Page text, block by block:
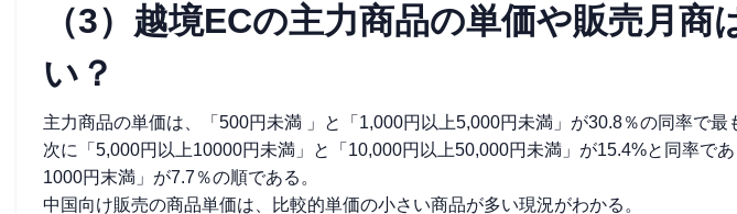
（3）越境ECの主力商品の単価や販売月商
い？
主力商品の単価は、「500円未満 」と「1,000円以上5,000円未満」が30.8％の同率で最
次に「5,000円以上10000円未満」と「10,000円以上50,000円未満」が15.4%と同率で
1000円末満」が7.7％の順である。
中国向け販売の商品単価は、比較的単価の小さい商品が多い現況がわかる。